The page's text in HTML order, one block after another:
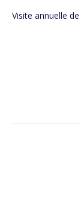
Visite annuelle de